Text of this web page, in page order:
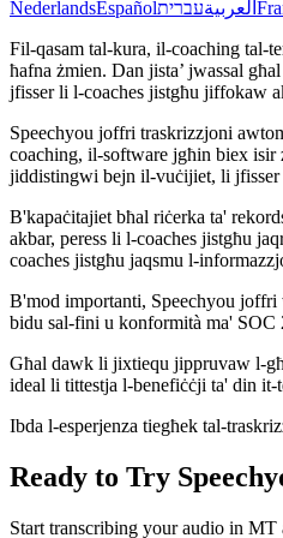
NederlandsEspañol العربيةעברית
Fil-qasam tal-kura, il-coaching tal-
ħafna żmien. Dan jista’ jwassal
jfisser li l-coaches jistgħu jiffokaw
Speechyou joffri traskrizzjoni
coaching, il-software jgħin biex
jiddistingwi bejn il-vuċijiet, li
B'kapaċitajiet bħal riċerka ta'
akbar, peress li l-coaches jistgħu
coaches jistgħu jaqsmu l-
B'mod importanti, Speechyou
bidu sal-fini u konformità ma'
Għal dawk li jixtiequ jippruvaw l-
ideal li tittestja l-benefiċċji ta' din it-
Ibda l-esperjenza tiegħek tal-
Ready to Try
Start transcribing your audio in MT